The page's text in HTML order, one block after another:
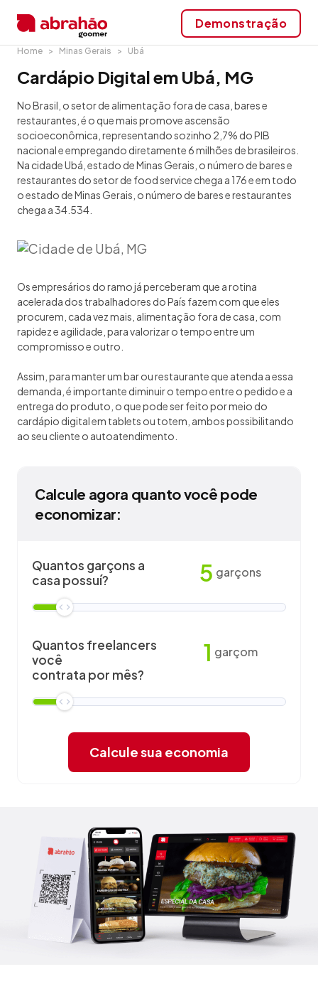
Demonstração
Home Minas Gerais Ubá
Cardápio Digital em Ubá, MG
No Brasil, o setor de alimentação fora de casa, bares e
restaurantes, é o que mais promove ascensão
socioeconômica, representando sozinho 2,7% do PIB
nacional e empregando diretamente 6 milhões de brasileiros.
Na cidade Ubá, estado de Minas Gerais, o número de bares e
restaurantes do setor de food service chega a 176 e em todo
o estado de Minas Gerais, o número de bares e restaurantes
chega a 34.534.
Os empresários do ramo já perceberam que a rotina
acelerada dos trabalhadores do País fazem com que eles
procurem, cada vez mais, alimentação fora de casa, com
rapidez e agilidade, para valorizar o tempo entre um
compromisso e outro.
Assim, para manter um bar ou restaurante que atenda a essa
demanda, é importante diminuir o tempo entre o pedido e a
entrega do produto, o que pode ser feito por meio do
cardápio digital em tablets ou totem, ambos possibilitando
ao seu cliente o autoatendimento.
Calcule agora quanto você pode
economizar:
Quantos garçons a
casa possuí?
5 garçons
Quantos freelancers
você
contrata por mês?
1 garçom
Calcule sua economia